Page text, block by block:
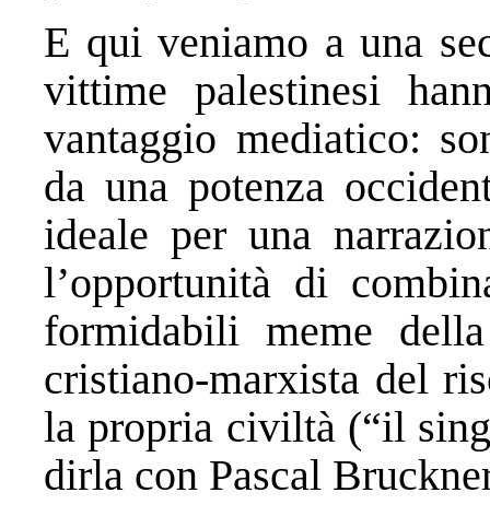
E qui veniamo a una
vittime palestinesi
vantaggio mediatico:
da una potenza
ideale per una
l’opportunità di
formidabili meme
cristiano-marxista del
la propria civiltà (“il
dirla con Pascal